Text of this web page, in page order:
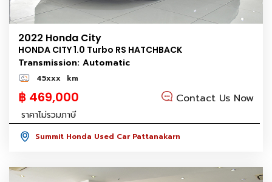
2022 Honda City
HONDA CITY 1.0 Turbo RS HATCHBACK
Transmission: Automatic
45xxx km
฿ 469,000 Contact Us Now
ราคาไม่รวมภาษี
Summit Honda Used Car Pattanakarn